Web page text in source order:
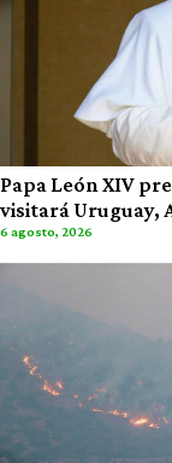
Papa León XIV
visitará Uruguay,
6 agosto, 2026